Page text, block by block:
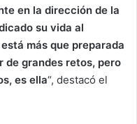
en la dirección de la
su vida al
más que preparada
de grandes retos, pero
es ella“, destacó el